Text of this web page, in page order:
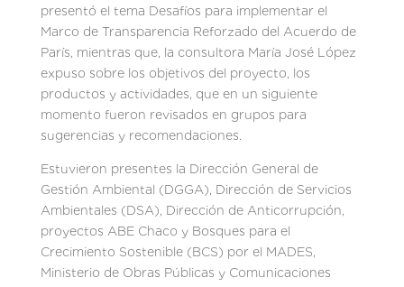
presentó el tema Desafíos para implementar el
Marco de Transparencia Reforzado del Acuerdo de
París, mientras que, la consultora María José López
expuso sobre los objetivos del proyecto, los
productos y actividades, que en un siguiente
momento fueron revisados en grupos para
sugerencias y recomendaciones.
Estuvieron presentes la Dirección General de
Gestión Ambiental (DGGA), Dirección de Servicios
Ambientales (DSA), Dirección de Anticorrupción,
proyectos ABE Chaco y Bosques para el
Crecimiento Sostenible (BCS) por el MADES,
Ministerio de Obras Públicas y Comunicaciones